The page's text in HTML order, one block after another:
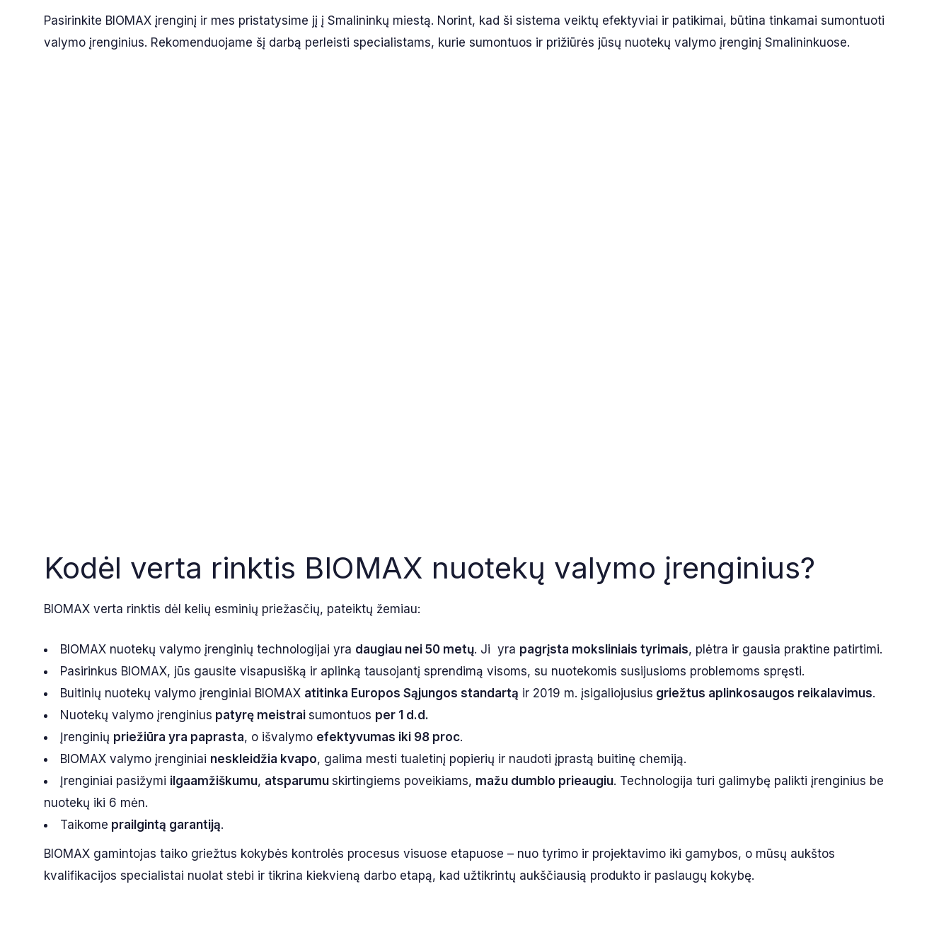
Pasirinkite BIOMAX įrenginį ir mes pristatysime jį į Smalininkų miestą. Norint, kad ši sistema veiktų efektyviai ir patikimai, būtina tinkamai sumontuoti
valymo įrenginius. Rekomenduojame šį darbą perleisti specialistams, kurie sumontuos ir prižiūrės jūsų nuotekų valymo įrenginį Smalininkuose.
Kodėl verta rinktis BIOMAX nuotekų valymo įrenginius?
BIOMAX verta rinktis dėl kelių esminių priežasčių, pateiktų žemiau:
BIOMAX nuotekų valymo įrenginių technologijai yra daugiau nei 50 metų. Ji yra pagrįsta moksliniais tyrimais, plėtra ir gausia praktine patirtimi.
Pasirinkus BIOMAX, jūs gausite visapusišką ir aplinką tausojantį sprendimą visoms, su nuotekomis susijusioms problemoms spręsti.
Buitinių nuotekų valymo įrenginiai BIOMAX atitinka Europos Sąjungos standartą ir 2019 m. įsigaliojusius griežtus aplinkosaugos reikalavimus.
Nuotekų valymo įrenginius patyrę meistrai sumontuos per 1 d.d.
Įrenginių priežiūra yra paprasta, o išvalymo efektyvumas iki 98 proc.
BIOMAX valymo įrenginiai neskleidžia kvapo, galima mesti tualetinį popierių ir naudoti įprastą buitinę chemiją.
Įrenginiai pasižymi ilgaamžiškumu, atsparumu skirtingiems poveikiams, mažu dumblo prieaugiu. Technologija turi galimybę palikti įrenginius be
nuotekų iki 6 mėn.
Taikome prailgintą garantiją.
BIOMAX gamintojas taiko griežtus kokybės kontrolės procesus visuose etapuose – nuo tyrimo ir projektavimo iki gamybos, o mūsų aukštos
kvalifikacijos specialistai nuolat stebi ir tikrina kiekvieną darbo etapą, kad užtikrintų aukščiausią produkto ir paslaugų kokybę.